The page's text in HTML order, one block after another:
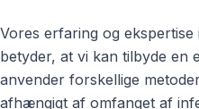
Vores erfaring og
betyder, at vi kan tilbyde en
anvender forskellige
afhængigt af omfanget af